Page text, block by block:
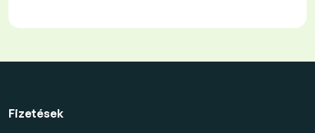
Fizetések